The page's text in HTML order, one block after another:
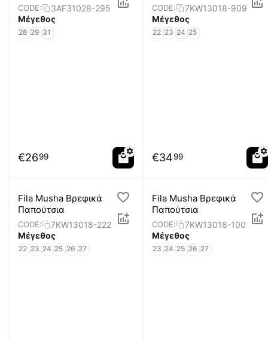
CODE:
3AF31028-295
Μέγεθος
28 29 31
€2699
CODE:
7KW13018-909
Μέγεθος
22 23 24 25
€3499
Fila Musha Βρεφικά
Παπούτσια
CODE:
7KW13018-222
Μέγεθος
22 23 24 25 26 27
Fila Musha Βρεφικά
Παπούτσια
CODE:
7KW13018-100
Μέγεθος
23 24 25 26 27